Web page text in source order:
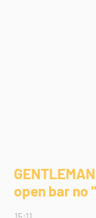
open bar no